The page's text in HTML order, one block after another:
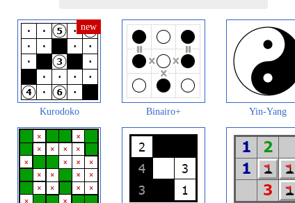
Kurodoko Binairo+ Yin-Yang